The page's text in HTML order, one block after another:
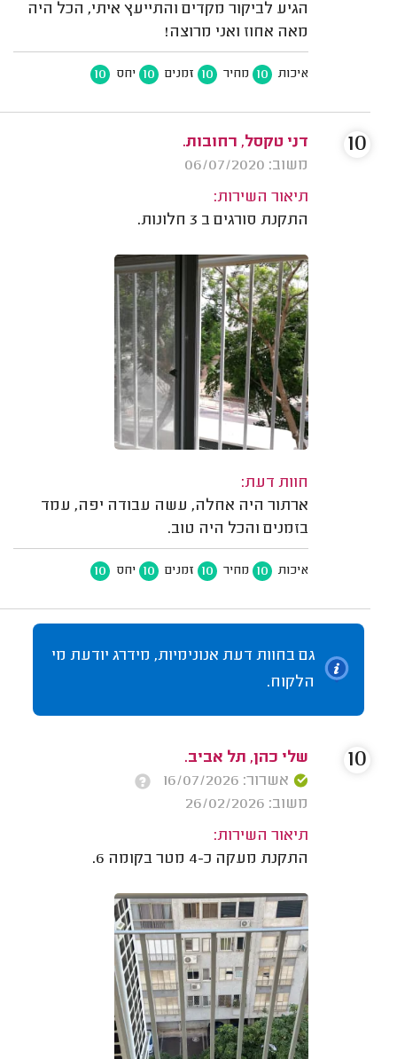
הגיע לביקור מקדים והתייעץ איתי, הכל היה
מאה אחוז ואני מרוצה!
איכות 10 מחיר 10 זמנים 10 יחס 10
דני טקסל, רחובות.
משוב: 06/07/2020
תיאור השירות:
התקנת סורגים ב 3 חלונות.
חוות דעת:
ארתור היה אחלה, עשה עבודה יפה, עמד
בזמנים והכל היה טוב.
איכות 10 מחיר 10 זמנים 10 יחס 10
10
גם בחוות דעת אנונימיות, מידרג יודעת מי
הלקוח.
שלי כהן, תל אביב.
אשרור: 16/07/2026
משוב: 26/02/2026
תיאור השירות:
התקנת מעקה כ-4 מטר בקומה 6.
10